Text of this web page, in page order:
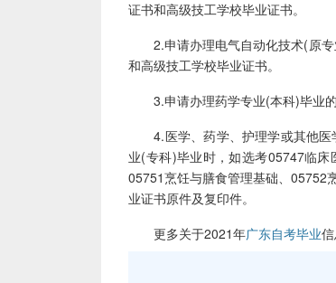
证书和高级技工学校毕业证书。
2.申请办理电气自动化技术(原专
和高级技工学校毕业证书。
3.申请办理药学专业(本科)毕业的
4.医学、药学、护理学或其他医
业(专科)毕业时，如选考05747临床
05751烹饪与膳食管理基础、05752
业证书原件及复印件。
更多关于2021年广东自考毕业